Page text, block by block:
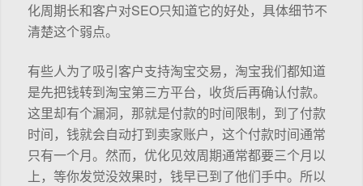
化周期长和客户对SEO只知道它的好处，具体细节不
清楚这个弱点。
有些人为了吸引客户支持淘宝交易，淘宝我们都知道
是先把钱转到淘宝第三方平台，收货后再确认付款。
这里却有个漏洞，那就是付款的时间限制，到了付款
时间，钱就会自动打到卖家账户，这个付款时间通常
只有一个月。然而，优化见效周期通常都要三个月以
上，等你发觉没效果时，钱早已到了他们手中。所以